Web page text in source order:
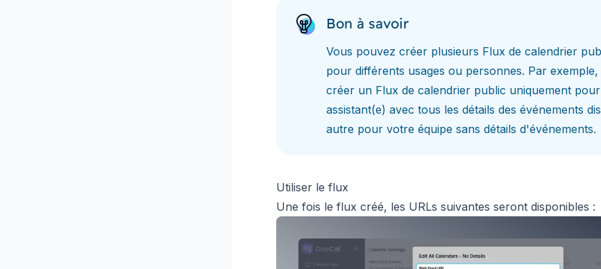
Bon à savoir
Vous pouvez créer plusieurs Flux de calendrier
pour différents usages ou personnes. Par
créer un Flux de calendrier public uniquement
assistant(e) avec tous les détails des événements
autre pour votre équipe sans détails d'événements.
Utiliser le flux
Une fois le flux créé, les URLs suivantes seront disponibles :